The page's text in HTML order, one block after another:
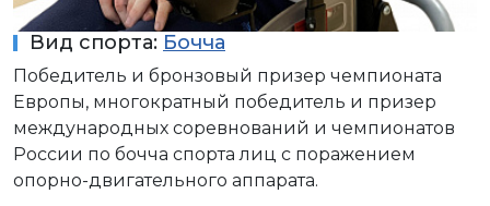
Вид спорта: Бочча
Победитель и бронзовый призер чемпионата
Европы, многократный победитель и призер
международных соревнований и чемпионатов
России по бочча спорта лиц с поражением
опорно-двигательного аппарата.